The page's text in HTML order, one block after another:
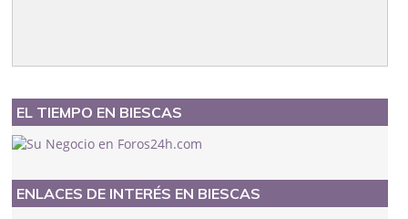
EL TIEMPO EN BIESCAS
ENLACES DE INTERÉS EN BIESCAS